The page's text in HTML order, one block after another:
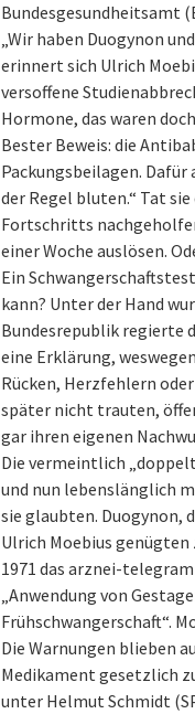
Bundesgesundheitsamt
„Wir haben Duogynon
erinnert sich Ulrich
versoffene
Hormone, das waren
Bester Beweis: die
Packungsbeilagen.
der Regel bluten.“ Tat
Fortschritts
einer Woche auslösen.
Ein
kann? Unter der Hand
Bundesrepublik regierte
eine Erklärung,
Rücken, Herzfehlern
später nicht trauten,
gar ihren eigenen
Die vermeintlich
und nun lebenslänglich
sie glaubten. Duogynon,
Ulrich Moebius genügten
1971 das arznei-
„Anwendung von
Frühschwangerschaft“.
Die Warnungen blieben
Medikament gesetzlich
unter Helmut Schmidt